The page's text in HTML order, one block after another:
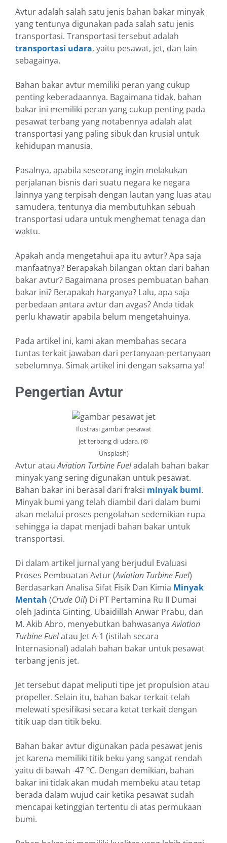
Avtur adalah salah satu jenis bahan bakar minyak
yang tentunya digunakan pada salah satu jenis
transportasi. Transportasi tersebut adalah
transportasi udara, yaitu pesawat, jet, dan lain
sebagainya.
Bahan bakar avtur memiliki peran yang cukup
penting keberadaannya. Bagaimana tidak, bahan
bakar ini memiliki peran yang cukup penting pada
pesawat terbang yang notabennya adalah alat
transportasi yang paling sibuk dan krusial untuk
kehidupan manusia.
Pasalnya, apabila seseorang ingin melakukan
perjalanan bisnis dari suatu negara ke negara
lainnya yang terpisah dengan lautan yang luas atau
samudera, tentunya dia membutuhkan sebuah
transportasi udara untuk menghemat tenaga dan
waktu.
Apakah anda mengetahui apa itu avtur? Apa saja
manfaatnya? Berapakah bilangan oktan dari bahan
bakar avtur? Bagaimana proses pembuatan bahan
bakar ini? Berapakah harganya? Lalu, apa saja
perbedaan antara avtur dan avgas? Anda tidak
perlu khawatir apabila belum mengetahuinya.
Pada artikel ini, kami akan membahas secara
tuntas terkait jawaban dari pertanyaan-pertanyaan
sebelumnya. Simak artikel ini dengan saksama ya!
Pengertian Avtur
Ilustrasi gambar pesawat
jet terbang di udara. (©
Unsplash)
Avtur atauAviation Turbine Fueladalah bahan bakar
minyak yang sering digunakan untuk pesawat.
Bahan bakar ini berasal dari fraksi minyak bumi.
Minyak bumi yang telah diambil dari dalam bumi
akan melalui proses pengolahan sedemikian rupa
sehingga ia dapat menjadi bahan bakar untuk
transportasi.
Di dalam artikel jurnal yang berjudul Evaluasi
Proses Pembuatan Avtur (Aviation Turbine Fuel)
Berdasarkan Analisa Sifat Fisik Dan Kimia Minyak
Mentah (Crude Oil) Di PT Pertamina Ru II Dumai
oleh Jadinta Ginting, Ubaidillah Anwar Prabu, dan
M. Akib Abro, menyebutkan bahwasanyaAviation
Turbine Fuelatau Jet A-1 (istilah secara
Internasional) adalah bahan bakar untuk pesawat
terbang jenis jet.
Jet tersebut dapat meliputi tipe jet propulsion atau
propeller. Selain itu, bahan bakar terkait telah
melewati spesifikasi secara ketat terkait dengan
titik uap dan titik beku.
Bahan bakar avtur digunakan pada pesawat jenis
jet karena memiliki titik beku yang sangat rendah
yaitu di bawah -47 oC. Dengan demikian, bahan
bakar ini tidak akan mudah membeku atau tetap
berada dalam wujud cair ketika pesawat sudah
mencapai ketinggian tertentu di atas permukaan
bumi.